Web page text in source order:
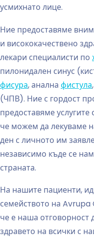
усмихнато лице.
Ние предоставяме
и висококачествено
лекари специалисти по
пилонидален синус
фисура, анална фистула
(ЧПВ). Ние с гордост
предоставяме услугите
че можем да лекуваме
ден с личното им
независимо къде се
страната.
На нашите пациенти,
семейството на
че е наша отговорност
здравето на всички с